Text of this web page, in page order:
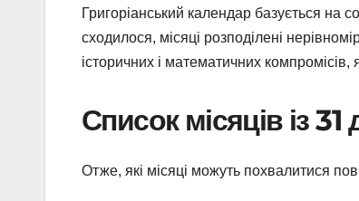
Григоріанський календар базується на
сходилося, місяці розподілені
історичних і математичних компромісів,
Список місяців із 31
Отже, які місяці можуть похвалитися